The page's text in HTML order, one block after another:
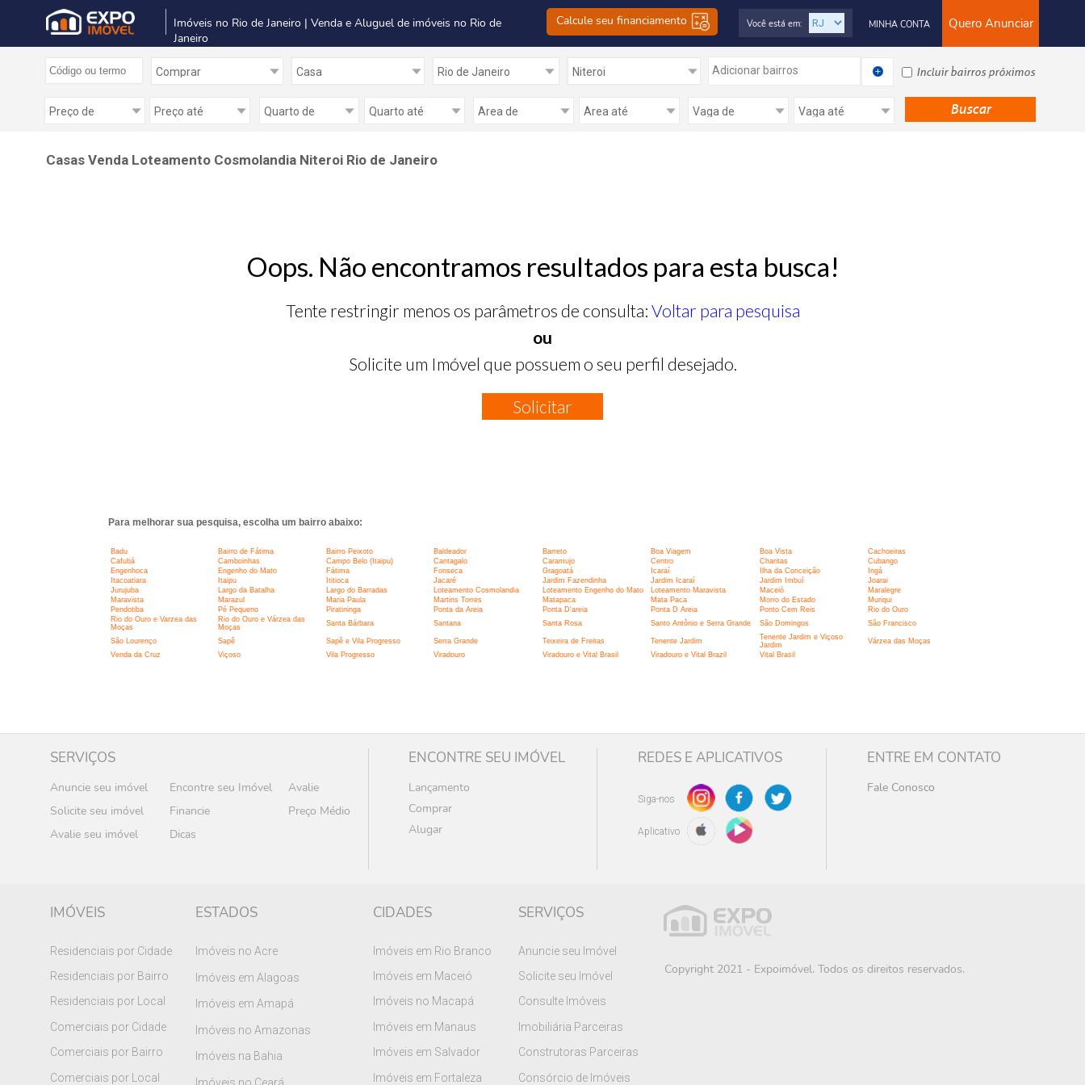
Imóveis no Rio de Janeiro | Venda e Aluguel de imóveis no Rio de
Janeiro
Calcule seu financiamento Quero Anunciar
MINHA CONTA
Você está em:
Adicionar bairros Incluir bairros próximos
Casas Venda Loteamento Cosmolandia Niteroi Rio de Janeiro
Oops. Não encontramos resultados para esta busca!
Tente restringir menos os parâmetros de consulta: Voltar para pesquisa
ou
Solicite um Imóvel que possuem o seu perfil desejado.
Solicitar
Para melhorar sua pesquisa, escolha um bairro abaixo:
Badu Bairro de Fátima Bairro Peixoto Baldeador Barreto Boa Viagem Boa Vista
Cachoeiras
Cafubá
Camboinhas Campo Belo (Itaipu) Cantagalo Caramujo Centro Charitas
Cubango
Engenhoca
Engenho do Mato Fátima Fonseca Gragoatá Icaraí Ilha da Conceição
Ingá
Itacoatiara
Itaipu Ititioca Jacaré Jardim Fazendinha Jardim Icaraí Jardim Imbuí
Joarai
Jurujuba
Largo da Batalha Largo do Barradas Loteamento Cosmolandia Loteamento Engenho do Mato Loteamento Maravista Maceió
Maralegre
Maravista
Marazul Maria Paula Martins Torres Matapaca Mata Paca Morro do Estado
Muriqui
Pendotiba
Pé Pequeno Piratininga Ponta da Areia Ponta D'areia Ponta D Areia Ponto Cem Reis
Rio do Ouro
Rio do Ouro e Varzea das
Moças
Rio do Ouro e Várzea das
Moças
Santa Bárbara Santana Santa Rosa Santo Antônio e Serra Grande São Domingos São Francisco
São Lourenço Sapê Sapê e Vila Progresso Serra Grande Teixeira de Freitas Tenente Jardim
Tenente Jardim e Viçoso
Jardim
Várzea das Moças
Venda da Cruz
Viçoso Vila Progresso Viradouro Viradouro e Vital Brasil Viradouro e Vital Brazil Vital Brasil
SERVIÇOS
Anuncie seu imóvel Encontre seu Imóvel
Avalie
Solicite seu imóvel
Financie
Preço Médio
Avalie seu imóvel
Dicas
ENCONTRE SEU IMÓVEL
Lançamento
Comprar
Alugar
REDES E APLICATIVOS
Siga-nos
Aplicativo
ENTRE EM CONTATO
Fale Conosco
IMÓVEIS
Residenciais por Cidade
Residenciais por Bairro
Residenciais por Local
Comerciais por Cidade
Comerciais por Bairro
Comerciais por Local
ESTADOS
Imóveis no Acre
Imóveis em Alagoas
Imóveis em Amapá
Imóveis no Amazonas
Imóveis na Bahia
CIDADES
Imóveis em Rio Branco
Imóveis em Maceió
Imóveis no Macapá
Imóveis em Manaus
Imóveis em Salvador
Imóveis em Fortaleza
SERVIÇOS
Anuncie seu Imóvel
Solicite seu Imóvel
Consulte Imóveis
Imobiliária Parceiras
Construtoras Parceiras
Consórcio de Imóveis
Copyright 2021 - Expoimóvel. Todos os direitos reservados.